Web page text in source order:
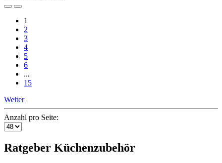
1
2
3
4
5
6
...
15
Weiter
Anzahl pro Seite:
Ratgeber Küchenzubehör